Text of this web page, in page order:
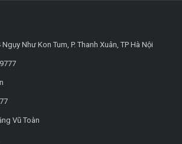
Như Kon Tum, P. Thanh Xuân, TP Hà Nội
Vũ Toàn